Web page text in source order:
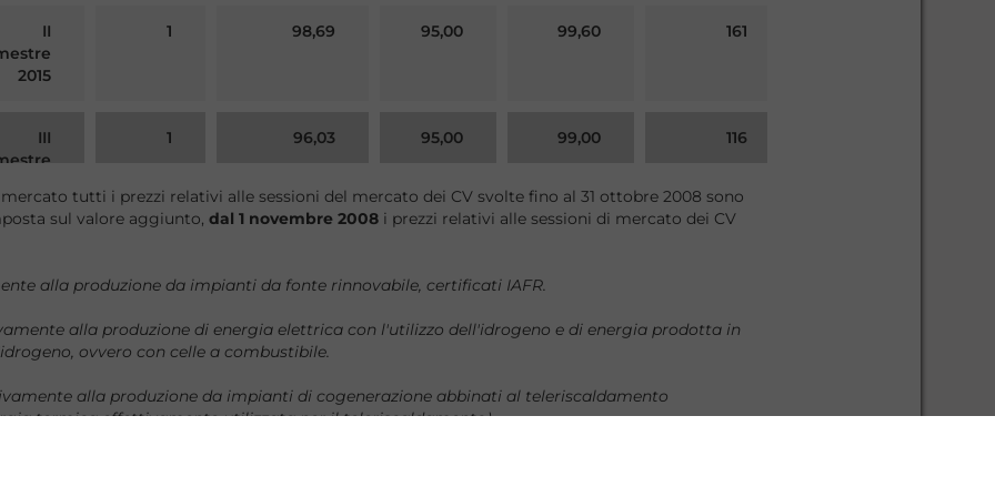
II
2015
1 98,69 95,00 99,60 161
III
1 96,03 95,00 99,00 116
2015
III
2015
1 99,50
tutti i prezzi relativi alle sessioni del mercato dei CV svolte fino al 31 ottobre 2008 sono
sul valore aggiunto, dal 1 novembre 2008i prezzi relativi alle sessioni di mercato dei CV
alla produzione da impianti da fonte rinnovabile, certificati IAFR.
alla produzione di energia elettrica con l'utilizzo dell'idrogeno e di energia prodotta in
ovvero con celle a combustibile.
alla produzione da impianti di cogenerazione abbinati al teleriscaldamento
termica effettivamente utilizzata per il teleriscaldamento).